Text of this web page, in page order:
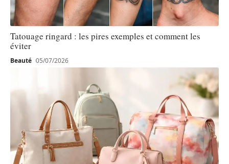
Tatouage ringard : les pires exemples et comment les
éviter
Beauté 05/07/2026